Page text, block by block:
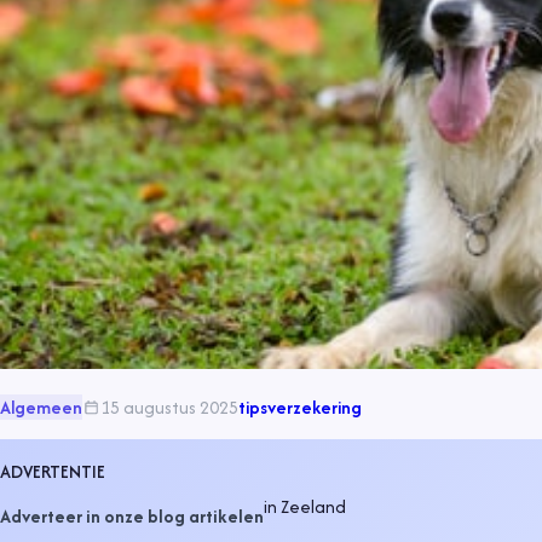
Algemeen 15 augustus 2025tipsverzekering
ADVERTENTIE
Adverteer in onze blog artikeleninZeeland